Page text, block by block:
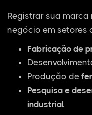
Registrar sua
negócio em setores
Fabricação de
Produção de
Pesquisa e
industrial